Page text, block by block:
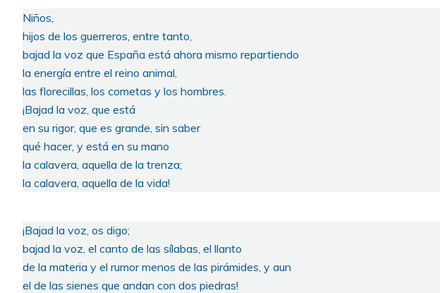
Niños,
hijos de los guerreros, entre tanto,
bajad la voz que España está ahora mismo repartiendo
la energía entre el reino animal,
las florecillas, los cometas y los hombres.
¡Bajad la voz, que está
en su rigor, que es grande, sin saber
qué hacer, y está en su mano
la calavera, aquella de la trenza;
la calavera, aquella de la vida!
¡Bajad la voz, os digo;
bajad la voz, el canto de las sílabas, el llanto
de la materia y el rumor menos de las pirámides, y aun
el de las sienes que andan con dos piedras!